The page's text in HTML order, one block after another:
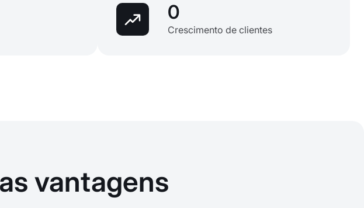
0
Crescimento de clientes
vantagens